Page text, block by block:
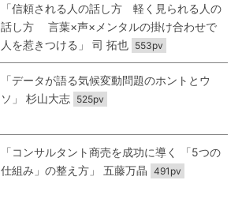
「信頼される人の話し方 軽く見られる人の
話し方 言葉×声×メンタルの掛け合わせで
人を惹きつける」 司 拓也 553pv
「データが語る気候変動問題のホントとウ
ソ」 杉山大志 525pv
「コンサルタント商売を成功に導く 「5つの
仕組み」の整え方」 五藤万晶 491pv